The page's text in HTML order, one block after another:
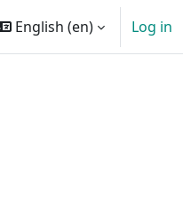
English ‎(en)‎ Log in